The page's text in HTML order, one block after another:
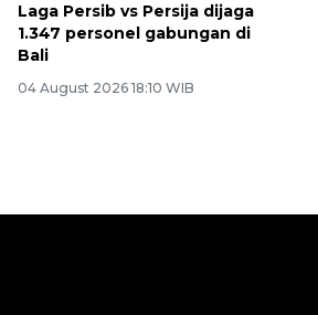
Laga Persib vs Persija dijaga
1.347 personel gabungan di
Bali
04 August 2026 18:10 WIB